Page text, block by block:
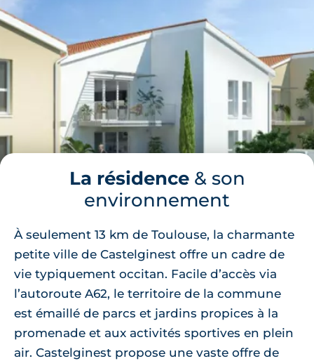
La résidence& son
environnement
À seulement 13 km de Toulouse, la charmante
petite ville de Castelginest offre un cadre de
vie typiquement occitan. Facile d’accès via
l’autoroute A62, le territoire de la commune
est émaillé de parcs et jardins propices à la
promenade et aux activités sportives en plein
air. Castelginest propose une vaste offre de